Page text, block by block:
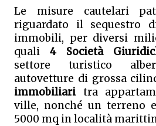
Le misure cautelari
riguardato il sequestro
immobili, per diversi
quali 4 Società
settore turistico
autovetture di grossa
immobiliari tra
ville, nonché un terreno
5000 mq in località